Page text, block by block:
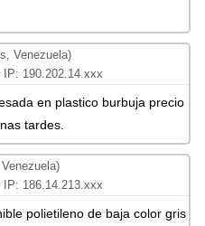
Venezuela)
IP: 190.202.14.xxx
en plastico burbuja precio
tardes.
IP: 186.14.213.xxx
polietileno de baja color gris